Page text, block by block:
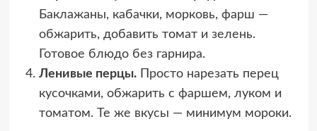
Баклажаны, кабачки, морковь, фарш —
обжарить, добавить томат и зелень.
Готовое блюдо без гарнира.
Ленивые перцы.Просто нарезать перец
кусочками, обжарить с фаршем, луком и
томатом. Те же вкусы — минимум мороки.